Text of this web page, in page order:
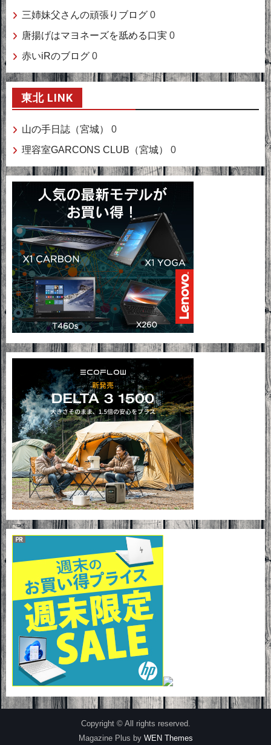
三姉妹父さんの頑張りブログ 0
唐揚げはマヨネーズを舐める口実 0
赤いiRのブログ 0
東北 LINK
山の手日誌（宮城）
0
理容室GARCONS CLUB（宮城）
0
Copyright © All rights reserved.
Magazine Plus by WEN Themes